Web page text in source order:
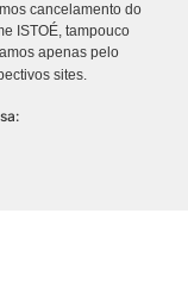
cancelamento do
ISTOÉ, tampouco
apenas pelo
sites.